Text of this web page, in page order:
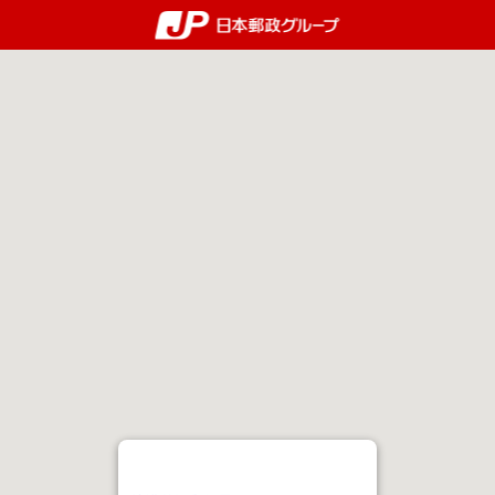
郵便局・日本郵政グループ